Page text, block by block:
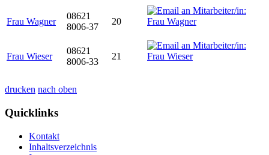
Frau Wagner
08621
8006-37
20
Frau Wieser
08621
8006-33
21
drucken nach oben
Quicklinks
Kontakt
Inhaltsverzeichnis